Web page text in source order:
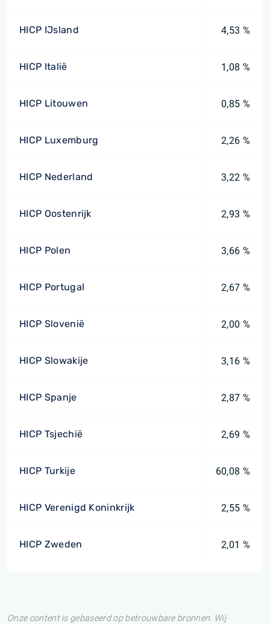
HICP IJsland 4,53 %
HICP Italië 1,08 %
HICP Litouwen 0,85 %
HICP Luxemburg 2,26 %
HICP Nederland 3,22 %
HICP Oostenrijk 2,93 %
HICP Polen 3,66 %
HICP Portugal 2,67 %
HICP Slovenië 2,00 %
HICP Slowakije 3,16 %
HICP Spanje 2,87 %
HICP Tsjechië 2,69 %
HICP Turkije 60,08 %
HICP Verenigd Koninkrijk 2,55 %
HICP Zweden 2,01 %
Onze content is gebaseerd op betrouwbare bronnen. Wij